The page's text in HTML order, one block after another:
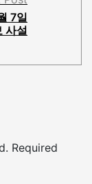
7일
사설
Required